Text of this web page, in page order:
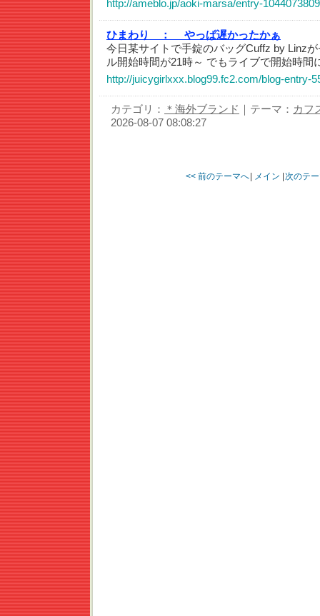
http://ameblo.jp/aoki-marsa/entry-
ひまわり ：
やっぱ遅かったかぁ
今日某サイトで手錠のバッグCuffz by Linz
ル開始時間が21時～ でもライブで開始時間
http://juicygirlxxx.blog99.fc2.com/blog-entry-
カテゴリ： ＊海外ブランド ｜テーマ： カフ
2026-08-07 08:08:27
<< 前のテーマへ メイン 次のテ